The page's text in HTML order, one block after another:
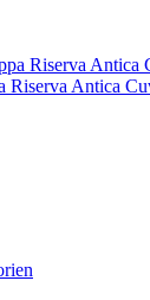
Riserva Antica